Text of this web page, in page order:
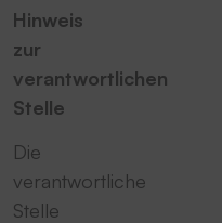
Hinweis
zur
verantwortlichen
Stelle
Die
verantwortliche
Stelle